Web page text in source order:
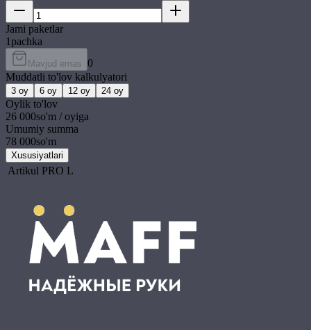
Jami paketlar
1pachka
Mavjud emas 0
Muddatli to'lov kalkulyatori
3 oy 6 oy 12 oy 24 oy
Oylik to'lov
26 000so'm / oyiga
Umumiy summa
78 000so'm
Xususiyatlari
Artikul PRO L